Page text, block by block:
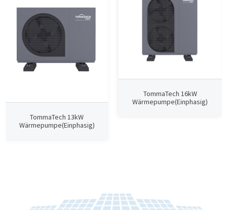
TommaTech 13kW
Wärmepumpe(Einphasig)
TommaTech 16kW
Wärmepumpe(Einphasig)